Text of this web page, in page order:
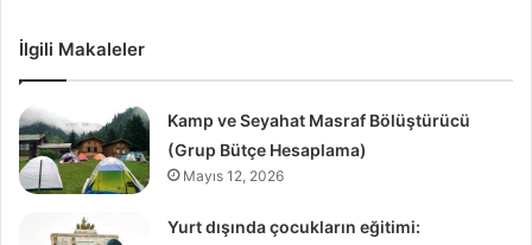
İlgili Makaleler
Kamp ve Seyahat Masraf Bölüştürücü
(Grup Bütçe Hesaplama)
Mayıs 12, 2026
Yurt dışında çocukların eğitimi: